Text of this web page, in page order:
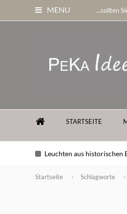
MENU ...sollten
STARTSEITE
Leuchten aus historischen
Startseite Schlagworte